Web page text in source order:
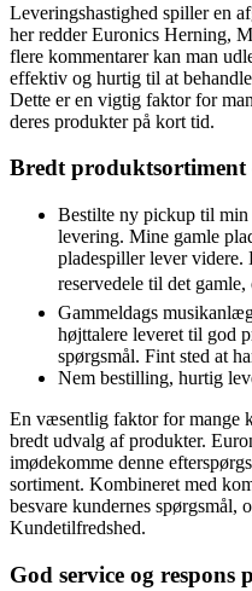
Leveringshastighed spiller en
her redder Euronics Herning,
flere kommentarer kan man
effektiv og hurtig til at
Dette er en vigtig faktor for
deres produkter på kort tid.
Bredt produktsortiment
Bestilte ny pickup til
levering. Mine gamle
pladespiller lever videre.
reservedele til det
Gammeldags
højttalere leveret til god
spørgsmål. Fint sted at
Nem bestilling, hurtig
En væsentlig faktor for mange
bredt udvalg af produkter.
imødekomme denne
sortiment. Kombineret med
besvare kundernes spørgsmål,
Kundetilfredshed.
God service og respons